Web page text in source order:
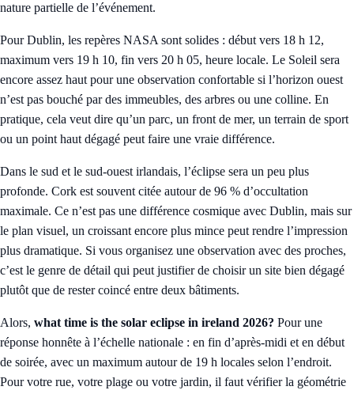
nature partielle de l’événement.
Pour Dublin, les repères NASA sont solides : début vers 18 h 12,
maximum vers 19 h 10, fin vers 20 h 05, heure locale. Le Soleil sera
encore assez haut pour une observation confortable si l’horizon ouest
n’est pas bouché par des immeubles, des arbres ou une colline. En
pratique, cela veut dire qu’un parc, un front de mer, un terrain de sport
ou un point haut dégagé peut faire une vraie différence.
Dans le sud et le sud-ouest irlandais, l’éclipse sera un peu plus
profonde. Cork est souvent citée autour de 96 % d’occultation
maximale. Ce n’est pas une différence cosmique avec Dublin, mais sur
le plan visuel, un croissant encore plus mince peut rendre l’impression
plus dramatique. Si vous organisez une observation avec des proches,
c’est le genre de détail qui peut justifier de choisir un site bien dégagé
plutôt que de rester coincé entre deux bâtiments.
Alors, what time is the solar eclipse in ireland 2026? Pour une
réponse honnête à l’échelle nationale : en fin d’après-midi et en début
de soirée, avec un maximum autour de 19 h locales selon l’endroit.
Pour votre rue, votre plage ou votre jardin, il faut vérifier la géométrie